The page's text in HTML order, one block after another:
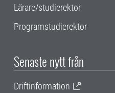
Lärare/studierektor
Programstudierektor
Senaste nytt från
Driftinformation